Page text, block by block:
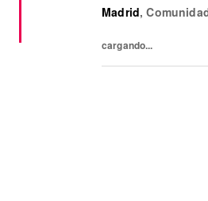
Pepe Jeans London,
Madrid,
cargando...